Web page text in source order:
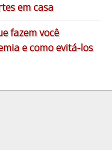
em casa
fazem você
e como evitá-los